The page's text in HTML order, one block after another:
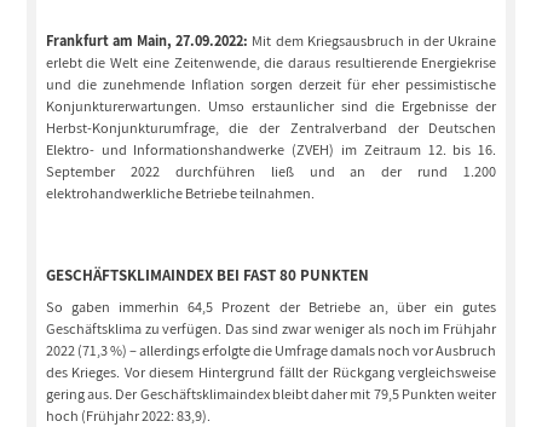
Frankfurt am Main, 27.09.2022: Mit dem Kriegsausbruch in der Ukraine
erlebt die Welt eine Zeitenwende, die daraus resultierende Energiekrise
und die zunehmende Inflation sorgen derzeit für eher pessimistische
Konjunkturerwartungen. Umso erstaunlicher sind die Ergebnisse der
Herbst-Konjunkturumfrage, die der Zentralverband der Deutschen
Elektro- und Informationshandwerke (ZVEH) im Zeitraum 12. bis 16.
September 2022 durchführen ließ und an der rund 1.200
elektrohandwerkliche Betriebe teilnahmen.
GESCHÄFTSKLIMAINDEX BEI FAST 80 PUNKTEN
So gaben immerhin 64,5 Prozent der Betriebe an, über ein gutes
Geschäftsklima zu verfügen. Das sind zwar weniger als noch im Frühjahr
2022 (71,3 %) – allerdings erfolgte die Umfrage damals noch vor Ausbruch
des Krieges. Vor diesem Hintergrund fällt der Rückgang vergleichsweise
gering aus. Der Geschäftsklimaindex bleibt daher mit 79,5 Punkten weiter
hoch (Frühjahr 2022: 83,9).